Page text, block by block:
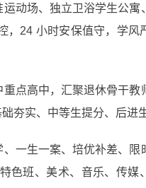
动场、独立卫浴学生公寓
，24 小时安保值守，学风
点高中，汇聚退休骨干教
夯实、中等生提分、后进
一生一案、培优补差、限
色班、美术、音乐、传媒